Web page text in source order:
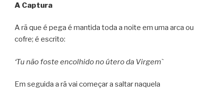
A Captura
A rã que é pega é mantida toda a noite em uma arca ou
cofre; é escrito:
‘Tu não foste encolhido no útero da Virgem`
Em seguida a rã vai começar a saltar naquela